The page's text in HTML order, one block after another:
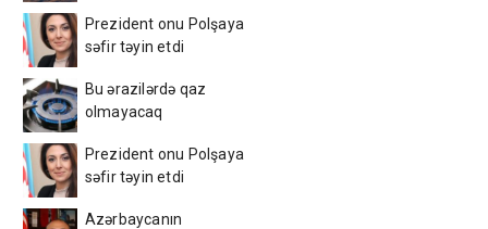
Prezident onu Polşaya
səfir təyin etdi
Bu ərazilərdə qaz
olmayacaq
Prezident onu Polşaya
səfir təyin etdi
Azərbaycanın